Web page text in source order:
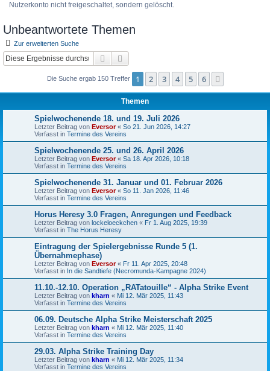
Nutzerkonto nicht freigeschaltet, sondern gelöscht.
Unbeantwortete Themen
Zur erweiterten Suche
Suche
Die Suche ergab 150 Treffer 1 2 3 4 5 6
Themen
Spielwochenende 18. und 19. Juli 2026
Letzter Beitrag von Eversor« So 21. Jun 2026, 14:27
Verfasst in Termine des Vereins
Spielwochenende 25. und 26. April 2026
Letzter Beitrag von Eversor« Sa 18. Apr 2026, 10:18
Verfasst in Termine des Vereins
Spielwochenende 31. Januar und 01. Februar 2026
Letzter Beitrag von Eversor« So 11. Jan 2026, 11:46
Verfasst in Termine des Vereins
Horus Heresy 3.0 Fragen, Anregungen und Feedback
Letzter Beitrag von lockeloeckchen « Fr 1. Aug 2025, 19:39
Verfasst in The Horus Heresy
Eintragung der Spielergebnisse Runde 5 (1.
Übernahmephase)
Letzter Beitrag von Eversor« Fr 11. Apr 2025, 20:48
Verfasst in In die Sandtiefe (Necromunda-Kampagne 2024)
11.10.-12.10. Operation „RATatouille“ - Alpha Strike Event
Letzter Beitrag von kharn « Mi 12. Mär 2025, 11:43
Verfasst in Termine des Vereins
06.09. Deutsche Alpha Strike Meisterschaft 2025
Letzter Beitrag von kharn « Mi 12. Mär 2025, 11:40
Verfasst in Termine des Vereins
29.03. Alpha Strike Training Day
Letzter Beitrag von kharn « Mi 12. Mär 2025, 11:34
Verfasst in Termine des Vereins